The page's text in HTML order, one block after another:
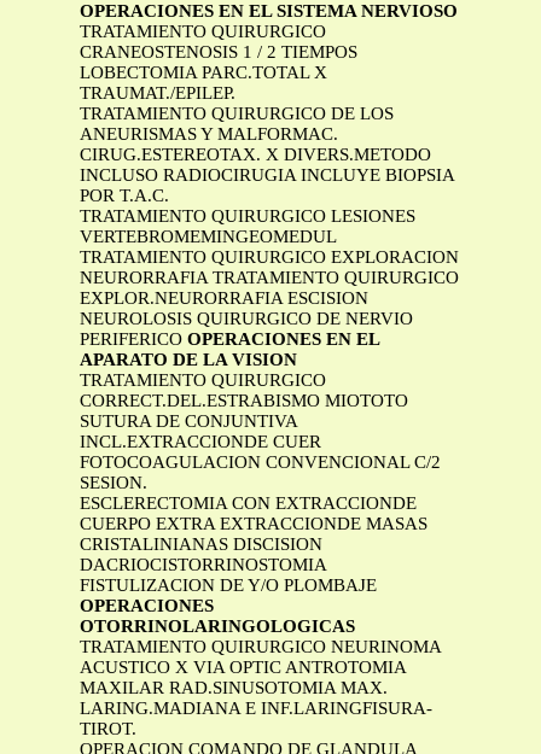
OPERACIONES EN EL SISTEMA NERVIOSO
TRATAMIENTO QUIRURGICO
CRANEOSTENOSIS 1 / 2 TIEMPOS
LOBECTOMIA PARC.TOTAL X
TRAUMAT./EPILEP.
TRATAMIENTO QUIRURGICO DE LOS
ANEURISMAS Y MALFORMAC.
CIRUG.ESTEREOTAX. X DIVERS.METODO
INCLUSO RADIOCIRUGIA INCLUYE BIOPSIA
POR T.A.C.
TRATAMIENTO QUIRURGICO LESIONES
VERTEBROMEMINGEOMEDUL
TRATAMIENTO QUIRURGICO EXPLORACION
NEURORRAFIA TRATAMIENTO QUIRURGICO
EXPLOR.NEURORRAFIA ESCISION
NEUROLOSIS QUIRURGICO DE NERVIO
PERIFERICO OPERACIONES EN EL
APARATO DE LA VISION
TRATAMIENTO QUIRURGICO
CORRECT.DEL.ESTRABISMO MIOTOTO
SUTURA DE CONJUNTIVA
INCL.EXTRACCIONDE CUER
FOTOCOAGULACION CONVENCIONAL C/2
SESION.
ESCLERECTOMIA CON EXTRACCIONDE
CUERPO EXTRA EXTRACCIONDE MASAS
CRISTALINIANAS DISCISION
DACRIOCISTORRINOSTOMIA
FISTULIZACION DE Y/O PLOMBAJE
OPERACIONES
OTORRINOLARINGOLOGICAS
TRATAMIENTO QUIRURGICO NEURINOMA
ACUSTICO X VIA OPTIC ANTROTOMIA
MAXILAR RAD.SINUSOTOMIA MAX.
LARING.MADIANA E INF.LARINGFISURA-
TIROT.
OPERACION COMANDO DE GLANDULA